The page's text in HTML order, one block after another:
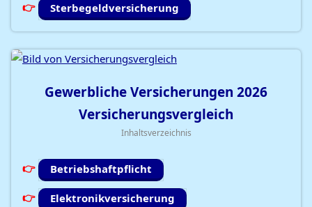
Sterbegeldversicherung
Gewerbliche Versicherungen 2026
Versicherungsvergleich
Inhaltsverzeichnis
Betriebshaftpflicht
Elektronikversicherung